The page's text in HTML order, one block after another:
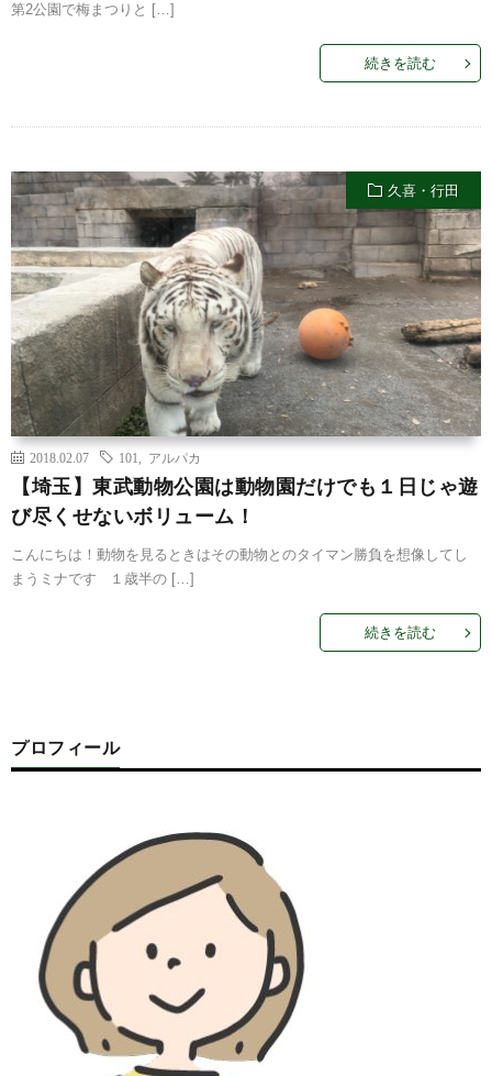
第2公園で梅まつりと […]
続きを読む
久喜・行田
2018.02.07 101 アルパカ
【埼玉】東武動物公園は動物園だけでも１日じゃ遊
び尽くせないボリューム！
こんにちは！動物を見るときはその動物とのタイマン勝負を想像してし
まうミナです １歳半の […]
続きを読む
プロフィール